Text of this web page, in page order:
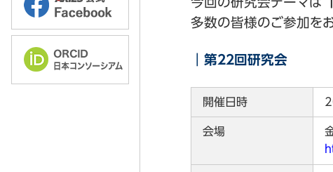
2023年
学術・教育コンテンツ 共有流通部会
ソフトウェアライセンス部会
クラウド部会
ICT利活用調査部会
多数の皆様のご参加をお
｜第22回研究会
開催日時
会場